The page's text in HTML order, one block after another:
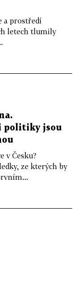
a prostředí
letech tlumily
politiky jsou
v Česku?
ze kterých by